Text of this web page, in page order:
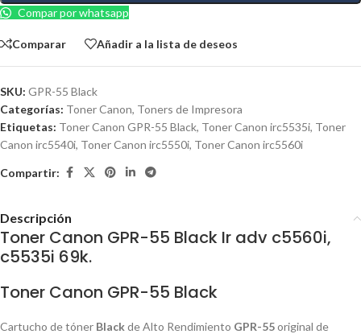
Compar por whatsapp
Comparar Añadir a la lista de deseos
SKU: GPR-55 Black
Categorías: Toner Canon, Toners de Impresora
Etiquetas: Toner Canon GPR-55 Black, Toner Canon irc5535i, Toner
Canon irc5540i, Toner Canon irc5550i, Toner Canon irc5560i
Compartir:
Descripción
Toner Canon GPR-55 Black Ir adv c5560i,
c5535i 69k.
Toner Canon GPR-55 Black
Cartucho de tóner Blackde Alto Rendimiento GPR-55original de